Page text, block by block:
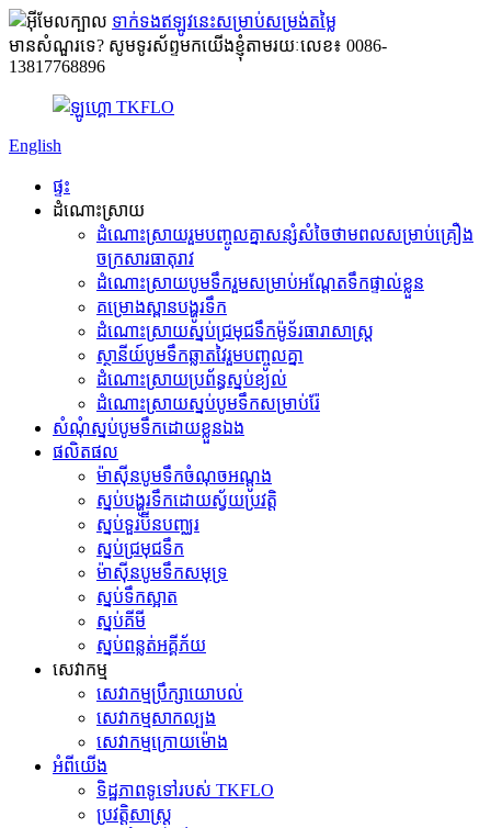
ទាក់ទងឥឡូវនេះសម្រាប់សម្រង់តម្លៃ
មានសំណួរទេ? សូមទូរស័ព្ទមកយើងខ្ញុំតាមរយៈលេខ៖ 0086-
13817768896
English
ផ្ទះ
ដំណោះស្រាយ
ដំណោះស្រាយរួមបញ្ចូលគ្នាសន្សំសំចៃថាមពលសម្រាប់គ្រឿង
ចក្រសារធាតុរាវ
ដំណោះស្រាយបូមទឹករួមសម្រាប់អណ្តែតទឹកផ្ទាល់ខ្លួន
គម្រោង​ស្ពាន​បង្ហូរទឹក
ដំណោះស្រាយស្នប់ជ្រមុជទឹកម៉ូទ័រធារាសាស្ត្រ
ស្ថានីយ៍បូមទឹកឆ្លាតវៃរួមបញ្ចូលគ្នា
ដំណោះស្រាយប្រព័ន្ធស្នប់ខ្យល់
ដំណោះស្រាយស្នប់បូមទឹកសម្រាប់រ៉ែ
សំណុំស្នប់បូមទឹកដោយខ្លួនឯង
ផលិតផល
ម៉ាស៊ីនបូមទឹកចំណុចអណ្តូង
ស្នប់បង្ហូរទឹកដោយស្វ័យប្រវត្តិ
ស្នប់ទួរប៊ីនបញ្ឈរ
ស្នប់​ជ្រមុជ​ទឹក
ម៉ាស៊ីនបូមទឹកសមុទ្រ
ស្នប់ទឹកស្អាត
ស្នប់គីមី
ស្នប់ពន្លត់អគ្គីភ័យ
សេវាកម្ម
សេវាកម្មប្រឹក្សាយោបល់
សេវាកម្មសាកល្បង
សេវាកម្មក្រោយម៉ោង
អំពីយើង
ទិដ្ឋភាពទូទៅរបស់ TKFLO
ប្រវត្តិសាស្ត្រ